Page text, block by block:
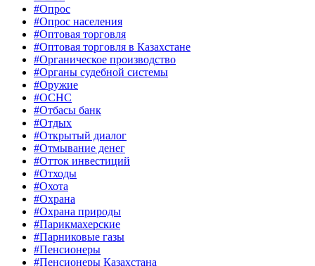
#Опрос
#Опрос населения
#Оптовая торговля
#Оптовая торговля в Казахстане
#Органическое производство
#Органы судебной системы
#Оружие
#ОСНС
#Отбасы банк
#Отдых
#Открытый диалог
#Отмывание денег
#Отток инвестиций
#Отходы
#Охота
#Охрана
#Охрана природы
#Парикмахерские
#Парниковые газы
#Пенсионеры
#Пенсионеры Казахстана